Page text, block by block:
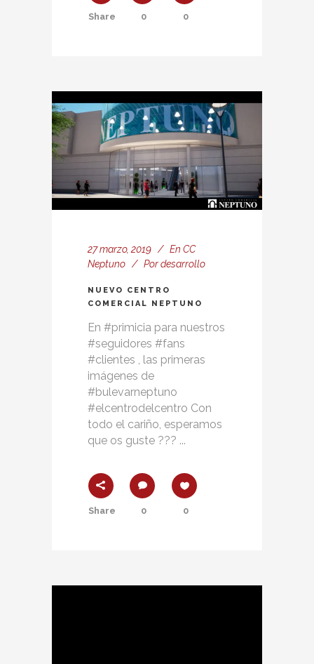
Share 0 0
27 marzo, 2019 En CC
Neptuno
Pordesarrollo
NUEVO CENTRO
COMERCIAL NEPTUNO
En #primicia para nuestros
#seguidores #fans
#clientes , las primeras
imágenes de
#bulevarneptuno
#elcentrodelcentro Con
todo el cariño, esperamos
que os guste ??? ...
Share 0 0